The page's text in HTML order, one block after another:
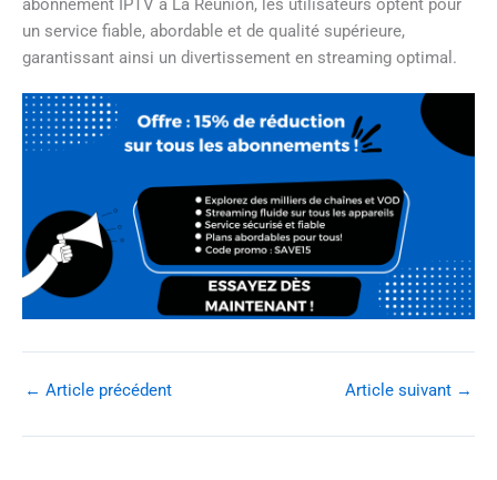
abonnement IPTV à La Réunion, les utilisateurs optent pour
un service fiable, abordable et de qualité supérieure,
garantissant ainsi un divertissement en streaming optimal.
← Article précédent Article suivant →